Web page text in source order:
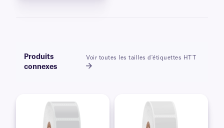
Produits
connexes
Voir toutes les tailles d'étiquettes HTT